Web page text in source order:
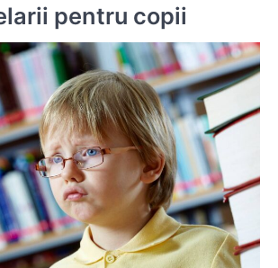
pentru copii